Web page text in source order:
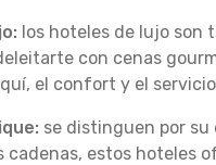
los hoteles de lujo son
con cenas
el confort y el
se distinguen por
cadenas, estos hoteles